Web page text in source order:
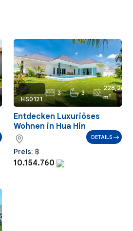
Ref.:
HS0121
3 3
228,26
m²
Entdecken Luxuriöses
Wohnen in Hua Hin
Preis: ฿
10.154.760
DETAILS